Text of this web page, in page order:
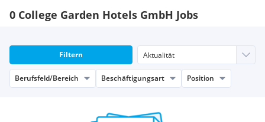
0 College Garden Hotels GmbH Jobs
Filtern
Berufsfeld/Bereich Beschäftigungsart Position